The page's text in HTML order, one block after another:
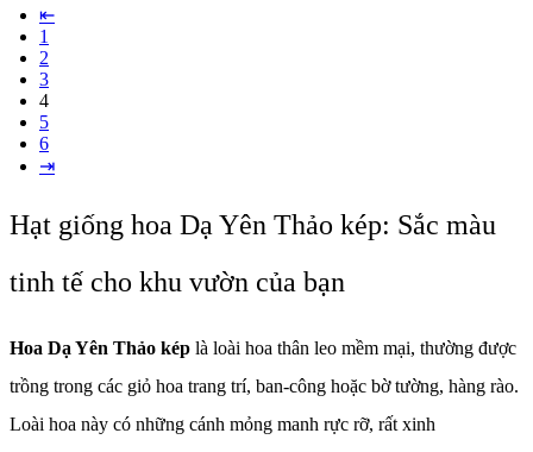
⇤
1
2
3
4
5
6
⇥
Hạt giống hoa Dạ Yên Thảo kép: Sắc màu
tinh tế cho khu vườn của bạn
Hoa Dạ Yên Thảo kép là loài hoa thân leo mềm mại, thường được
trồng trong các giỏ hoa trang trí, ban-công hoặc bờ tường, hàng rào.
Loài hoa này có những cánh mỏng manh rực rỡ, rất xinh